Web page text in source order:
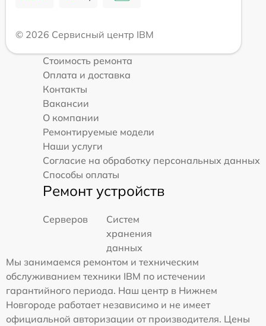
© 2026 Сервисный центр IBM
Стоимость ремонта
Оплата и доставка
Контакты
Вакансии
О компании
Ремонтируемые модели
Наши услуги
Согласие на обработку персональных данных
Способы оплаты
Ремонт устройств
Серверов
Систем
хранения
данных
Мы занимаемся ремонтом и техническим
обслуживанием техники IBM по истечении
гарантийного периода. Наш центр в Нижнем
Новгороде работает независимо и не имеет
официальной авторизации от производителя. Цены